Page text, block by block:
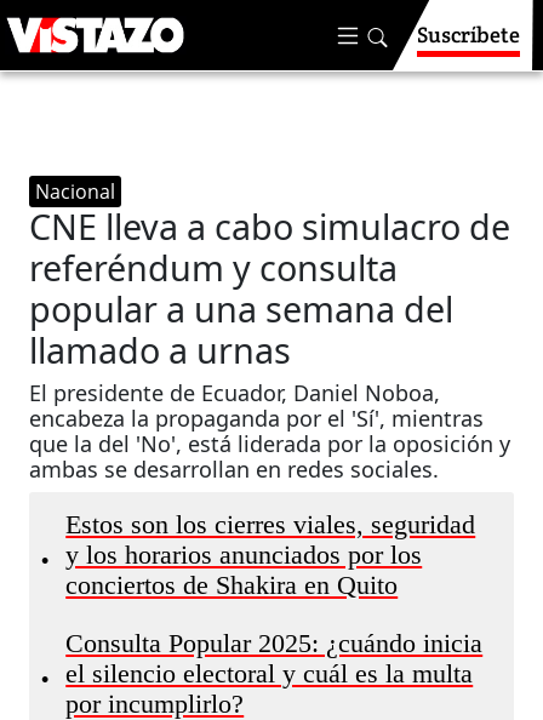
Suscríbete
Nacional
CNE lleva a cabo simulacro de
referéndum y consulta
popular a una semana del
llamado a urnas
El presidente de Ecuador, Daniel Noboa,
encabeza la propaganda por el 'Sí', mientras
que la del 'No', está liderada por la oposición y
ambas se desarrollan en redes sociales.
•
Estos son los cierres viales, seguridad
y los horarios anunciados por los
conciertos de Shakira en Quito
•
Consulta Popular 2025: ¿cuándo inicia
el silencio electoral y cuál es la multa
por incumplirlo?